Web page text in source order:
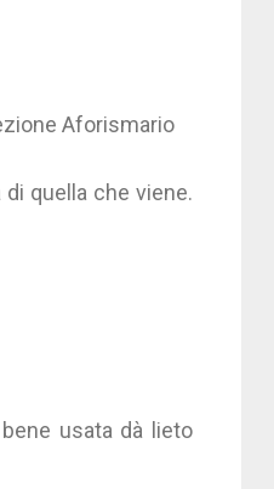
Aforismario
quella che viene.
usata dà lieto